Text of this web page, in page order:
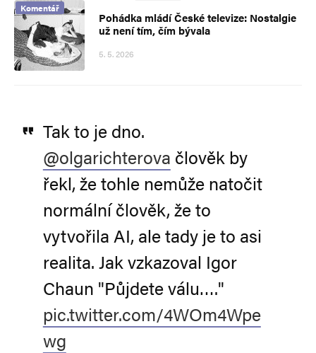
Komentář
Pohádka mládí České televize: Nostalgie
už není tím, čím bývala
5. 5. 2026
Tak to je dno.
@olgarichterova člověk by
řekl, že tohle nemůže natočit
normální člověk, že to
vytvořila AI, ale tady je to asi
realita. Jak vzkazoval Igor
Chaun "Půjdete válu…."
pic.twitter.com/4WOm4Wpe
wg